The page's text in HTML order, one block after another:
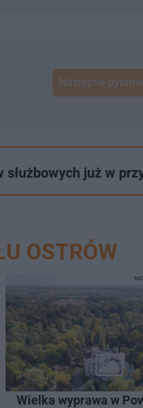
Następne pytanie
już w
OSTRÓW
Wielka wyprawa w